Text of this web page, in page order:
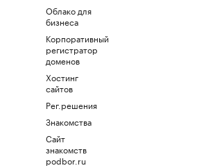
Облако для
бизнеса
Корпоративный
регистратор
доменов
Хостинг
сайтов
Рег.решения
Знакомства
Сайт
знакомств
podbor.ru